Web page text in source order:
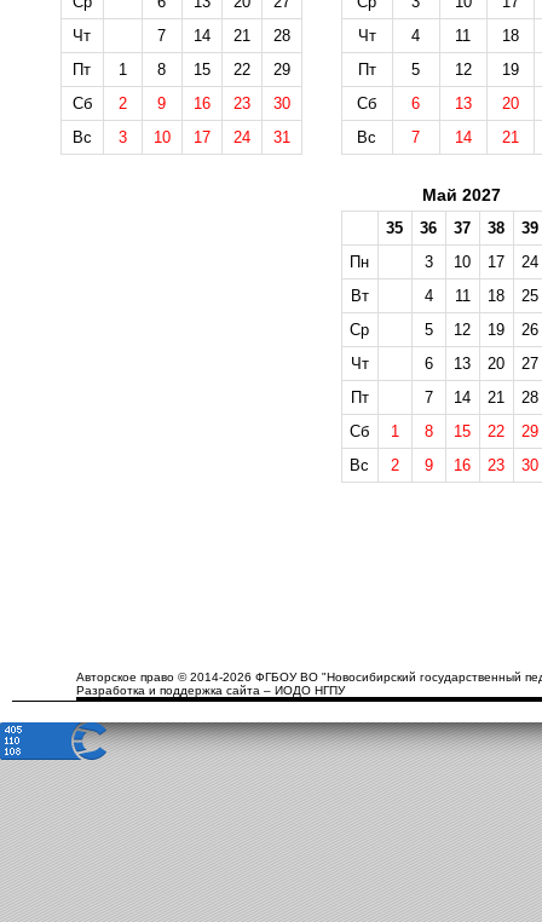
Чт
7 14 21
28
Пт
1 8 15 22
29
Сб
2 9 16 23
30
Вс
3 10 17 24 31
Чт
4 11
18
Пт
5 12
19
Сб
6 13
20
Вс
7 14 21
Май 2027
35 36 37 38
39
Пн
3 10 17
24
Вт
4 11 18
25
Ср
5 12 19
26
Чт
6 13 20
27
Пт
7 14 21
28
Сб
1 8 15 22
29
Вс
2 9 16 23 30
Авторское право © 2014-2026 ФГБОУ ВО "Новосибирский государственный
Разработка и поддержка сайта – ИОДО НГПУ